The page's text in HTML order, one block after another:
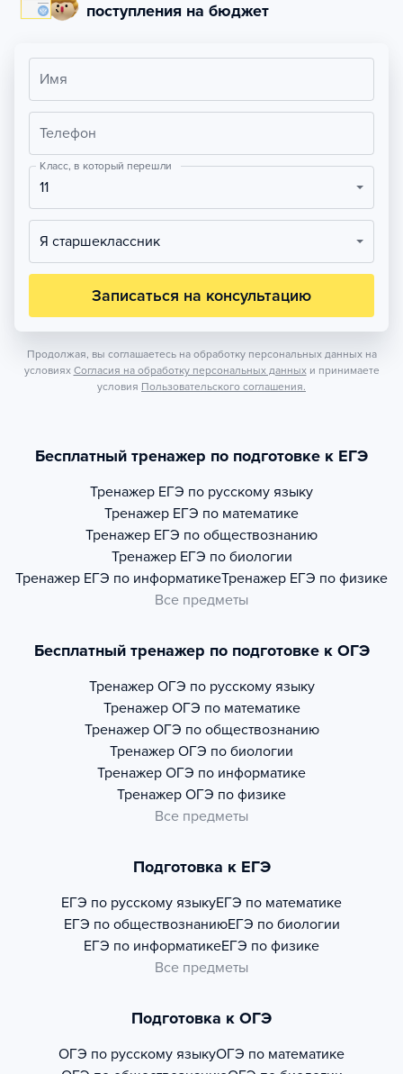
поступления на бюджет
Имя
Телефон
Класс, в который перешли
11
Я старшеклассник
Записаться на консультацию
Продолжая, вы соглашаетесь на обработку персональных данных на
условиях Согласия на обработку персональных данных и принимаете
условия Пользовательского соглашения.
Бесплатный тренажер по подготовке к ЕГЭ
Тренажер ЕГЭ по русскому языку
Тренажер ЕГЭ по математике
Тренажер ЕГЭ по обществознанию
Тренажер ЕГЭ по биологии
Тренажер ЕГЭ по информатикеТренажер ЕГЭ по физике
Все предметы
Бесплатный тренажер по подготовке к ОГЭ
Тренажер ОГЭ по русскому языку
Тренажер ОГЭ по математике
Тренажер ОГЭ по обществознанию
Тренажер ОГЭ по биологии
Тренажер ОГЭ по информатике
Тренажер ОГЭ по физике
Все предметы
Подготовка к ЕГЭ
ЕГЭ по русскому языкуЕГЭ по математике
ЕГЭ по обществознаниюЕГЭ по биологии
ЕГЭ по информатикеЕГЭ по физике
Все предметы
Подготовка к ОГЭ
ОГЭ по русскому языкуОГЭ по математике